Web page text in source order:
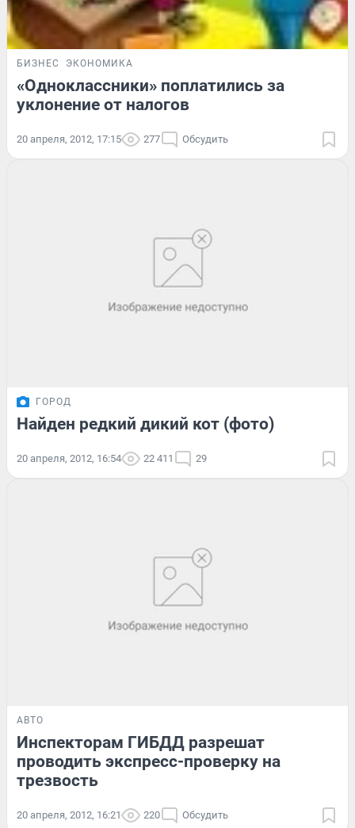
БИЗНЕС ЭКОНОМИКА
«Одноклассники» поплатились за
уклонение от налогов
20 апреля, 2012, 17:15 277 Обсудить
ГОРОД
Найден редкий дикий кот (фото)
20 апреля, 2012, 16:54 22 411 29
АВТО
Инспекторам ГИБДД разрешат
проводить экспресс-проверку на
трезвость
20 апреля, 2012, 16:21 220 Обсудить